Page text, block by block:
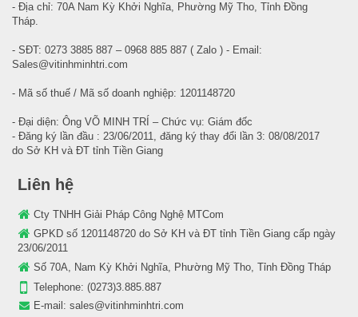
- Địa chỉ: 70A Nam Kỳ Khởi Nghĩa, Phường Mỹ Tho, Tỉnh Đồng
Tháp.
- SĐT: 0273 3885 887 – 0968 885 887 ( Zalo ) - Email:
Sales@vitinhminhtri.com
- Mã số thuế / Mã số doanh nghiệp: 1201148720
- Đại diện: Ông VÕ MINH TRÍ – Chức vụ: Giám đốc
- Đăng ký lần đầu : 23/06/2011, đăng ký thay đổi lần 3: 08/08/2017
do Sở KH và ĐT tỉnh Tiền Giang
Liên hệ
Cty TNHH Giải Pháp Công Nghệ MTCom
GPKD số 1201148720 do Sở KH và ĐT tỉnh Tiền Giang cấp ngày
23/06/2011
Số 70A, Nam Kỳ Khởi Nghĩa, Phường Mỹ Tho, Tỉnh Đồng Tháp
Telephone: (0273)3.885.887
E-mail: sales@vitinhminhtri.com